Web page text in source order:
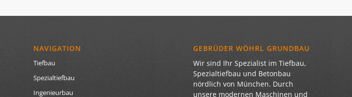
NAVIGATION
Tiefbau
Spezialtiefbau
Ingenieurbau
GEBRÜDER WÖHRL GRUNDBAU
Wir sind Ihr Spezialist im Tiefbau,
Spezialtiefbau und Betonbau
nördlich von München. Durch
unsere modernen Maschinen und